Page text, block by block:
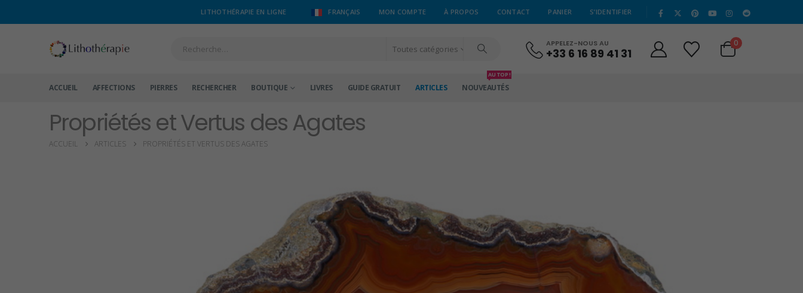
LITHOTHÉRAPIE EN LIGNE FRANÇAIS MON COMPTE À PROPOS CONTACT PANIER S’IDENTIFIER
Toutes catégories
APPELEZ-NOUS AU
+33 6 16 89 41 31
0
ACCUEIL AFFECTIONS PIERRES RECHERCHER BOUTIQUE LIVRES GUIDE GRATUIT ARTICLES NOUVEAUTÉS
AU TOP !
Propriétés et Vertus des Agates
ACCUEIL ARTICLES PROPRIÉTÉS ET VERTUS DES AGATES